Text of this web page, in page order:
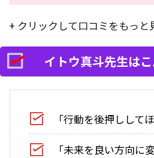
+ クリックして口コミをもっと
イトウ真斗先生は
「行動を後押しして
「未来を良い方向に